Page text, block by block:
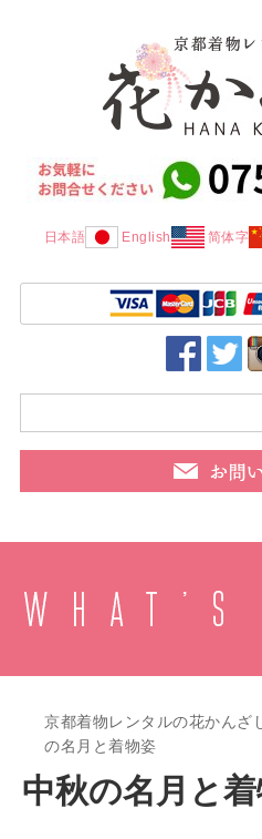
日本語 English 简体字
京都着物レンタルの花かんざ
の名月と着物姿
中秋の名月と